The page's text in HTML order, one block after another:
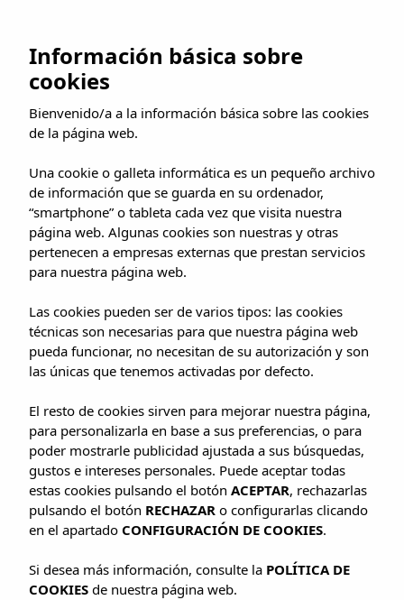
contenidoInformación básica sobre
cookies
Bienvenido/a a la información básica sobre las cookies
de la página web.
Una cookie o galleta informática es un pequeño archivo
de información que se guarda en su ordenador,
“smartphone” o tableta cada vez que visita nuestra
página web. Algunas cookies son nuestras y otras
pertenecen a empresas externas que prestan servicios
para nuestra página web.
Las cookies pueden ser de varios tipos: las cookies
técnicas son necesarias para que nuestra página web
pueda funcionar, no necesitan de su autorización y son
las únicas que tenemos activadas por defecto.
El resto de cookies sirven para mejorar nuestra página,
para personalizarla en base a sus preferencias, o para
poder mostrarle publicidad ajustada a sus búsquedas,
gustos e intereses personales. Puede aceptar todas
estas cookies pulsando el botón ACEPTAR, rechazarlas
pulsando el botón RECHAZAR o configurarlas clicando
en el apartado CONFIGURACIÓN DE COOKIES.
Si desea más información, consulte la POLÍTICA DE
COOKIES de nuestra página web.